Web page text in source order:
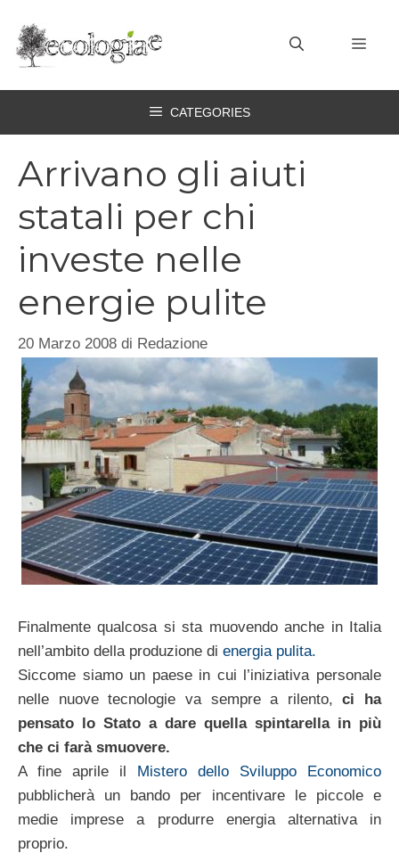
contenuto
CATEGORIES
Arrivano gli aiuti
statali per chi
investe nelle
energie pulite
20 Marzo 2008 di Redazione
Finalmente qualcosa si sta muovendo anche in Italia
nell’ambito della produzione di energia pulita.
Siccome siamo un paese in cui l’iniziativa personale
nelle nuove tecnologie va sempre a rilento,ci ha
pensato lo Stato a dare quella spintarella in più
che ci farà smuovere.
A fine aprile il Mistero dello Sviluppo Economico
pubblicherà un bando per incentivare le piccole e
medie imprese a produrre energia alternativa in
proprio.